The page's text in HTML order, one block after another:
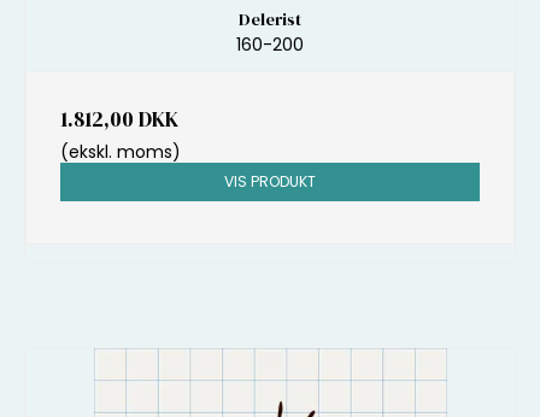
Delerist
160-200
1.812,00 DKK
(ekskl. moms)
VIS PRODUKT